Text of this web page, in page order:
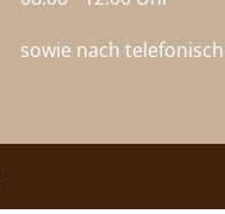
sowie nach